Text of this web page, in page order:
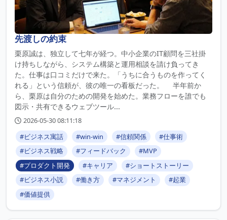
先渡しの約束
栗原誠は、独立して七年が経つ。中小企業のIT顧問を三社掛
け持ちしながら、システム構築と運用相談を請け負ってき
た。仕事は口コミだけで来た。「うちに合うものを作ってく
れる」という信頼が、彼の唯一の看板だった。 半年前か
ら、栗原は自分のための開発を始めた。業務フローを誰でも
図示・共有できるウェブツール...
2026-05-30 08:11:18
#ビジネス寓話
#win-win #信頼関係
#仕事術
#ビジネス戦略
#フィードバック
#MVP
#プロダクト開発
#キャリア
#ショートストーリー
#ビジネス小説
#働き方 #マネジメント
#起業
#価値提供